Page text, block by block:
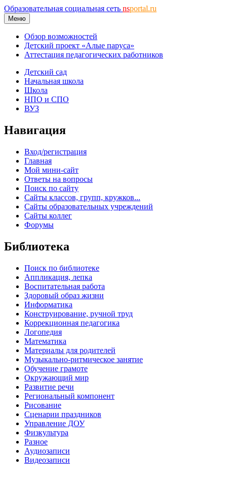
Образовательная социальная сеть nsportal.ru
Меню
Обзор возможностей
Детский проект «Алые паруса»
Аттестация педагогических работников
Детский сад
Начальная школа
Школа
НПО и СПО
ВУЗ
Навигация
Вход/регистрация
Главная
Мой мини-сайт
Ответы на вопросы
Поиск по сайту
Сайты классов, групп, кружков...
Сайты образовательных учреждений
Сайты коллег
Форумы
Библиотека
Поиск по библиотеке
Аппликация, лепка
Воспитательная работа
Здоровый образ жизни
Информатика
Конструирование, ручной труд
Коррекционная педагогика
Логопедия
Математика
Материалы для родителей
Музыкально-ритмическое занятие
Обучение грамоте
Окружающий мир
Развитие речи
Региональный компонент
Рисование
Сценарии праздников
Управление ДОУ
Физкультура
Разное
Аудиозаписи
Видеозаписи